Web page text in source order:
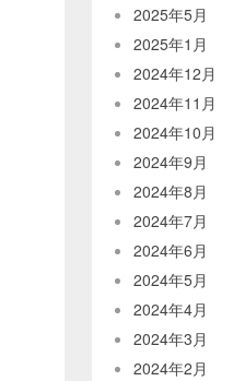
2025年5月
2025年1月
2024年12月
2024年11月
2024年10月
2024年9月
2024年8月
2024年7月
2024年6月
2024年5月
2024年4月
2024年3月
2024年2月